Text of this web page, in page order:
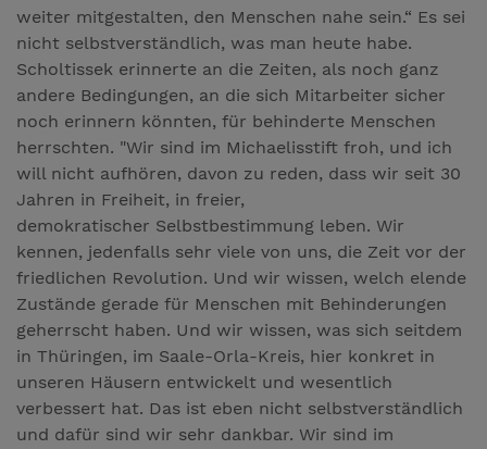
weiter mitgestalten, den Menschen nahe sein.“ Es sei
nicht selbstverständlich, was man heute habe.
Scholtissek erinnerte an die Zeiten, als noch ganz
andere Bedingungen, an die sich Mitarbeiter sicher
noch erinnern könnten, für behinderte Menschen
herrschten. "Wir sind im Michaelisstift froh, und ich
will nicht aufhören, davon zu reden, dass wir seit 30
Jahren in Freiheit, in freier,
demokratischer Selbstbestimmung leben. Wir
kennen, jedenfalls sehr viele von uns, die Zeit vor der
friedlichen Revolution. Und wir wissen, welch elende
Zustände gerade für Menschen mit Behinderungen
geherrscht haben. Und wir wissen, was sich seitdem
in Thüringen, im Saale-Orla-Kreis, hier konkret in
unseren Häusern entwickelt und wesentlich
verbessert hat. Das ist eben nicht selbstverständlich
und dafür sind wir sehr dankbar. Wir sind im